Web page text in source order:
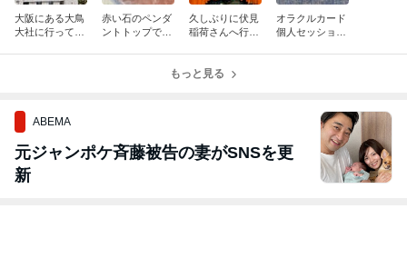
大阪にある大鳥
大社に行ってき
赤い石のペンダ
ントトップで
久しぶりに伏見
稲荷さんへ行っ
オラクルカード
個人セッション
もっと見る
ABEMA
元ジャンポケ斉藤被告の妻がSNSを更
新